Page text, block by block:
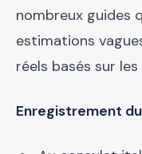
nombreux guides
estimations
réels basés sur
Enregistrement